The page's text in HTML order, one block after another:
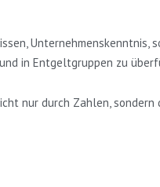
Unternehmenskenntnis,
in Entgeltgruppen zu
nur durch Zahlen, sondern